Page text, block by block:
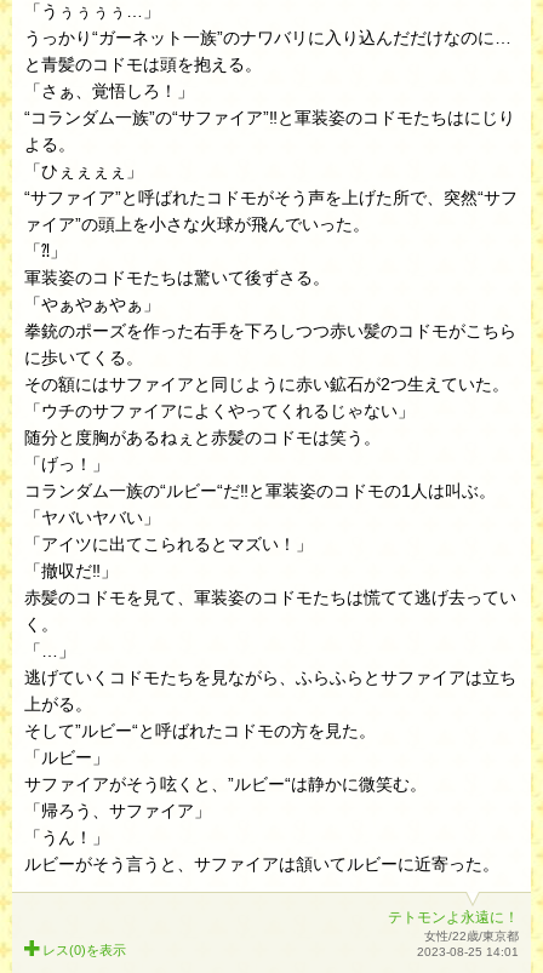
「うぅぅぅぅ…」
うっかり“ガーネット一族”のナワバリに入り込んだだけなのに…
と青髪のコドモは頭を抱える。
「さぁ、覚悟しろ！」
“コランダム一族”の“サファイア”‼︎と軍装姿のコドモたちはにじり
よる。
「ひぇぇぇぇ」
“サファイア”と呼ばれたコドモがそう声を上げた所で、突然“サフ
ァイア”の頭上を小さな火球が飛んでいった。
「⁈」
軍装姿のコドモたちは驚いて後ずさる。
「やぁやぁやぁ」
拳銃のポーズを作った右手を下ろしつつ赤い髪のコドモがこちら
に歩いてくる。
その額にはサファイアと同じように赤い鉱石が2つ生えていた。
「ウチのサファイアによくやってくれるじゃない」
随分と度胸があるねぇと赤髪のコドモは笑う。
「げっ！」
コランダム一族の“ルビー“だ‼︎と軍装姿のコドモの1人は叫ぶ。
「ヤバいヤバい」
「アイツに出てこられるとマズい！」
「撤収だ‼︎」
赤髪のコドモを見て、軍装姿のコドモたちは慌てて逃げ去ってい
く。
「…」
逃げていくコドモたちを見ながら、ふらふらとサファイアは立ち
上がる。
そして”ルビー“と呼ばれたコドモの方を見た。
「ルビー」
サファイアがそう呟くと、”ルビー“は静かに微笑む。
「帰ろう、サファイア」
「うん！」
ルビーがそう言うと、サファイアは頷いてルビーに近寄った。
テトモンよ永遠に！
女性/22歳/東京都
2023-08-25 14:01
レス(0)を表示